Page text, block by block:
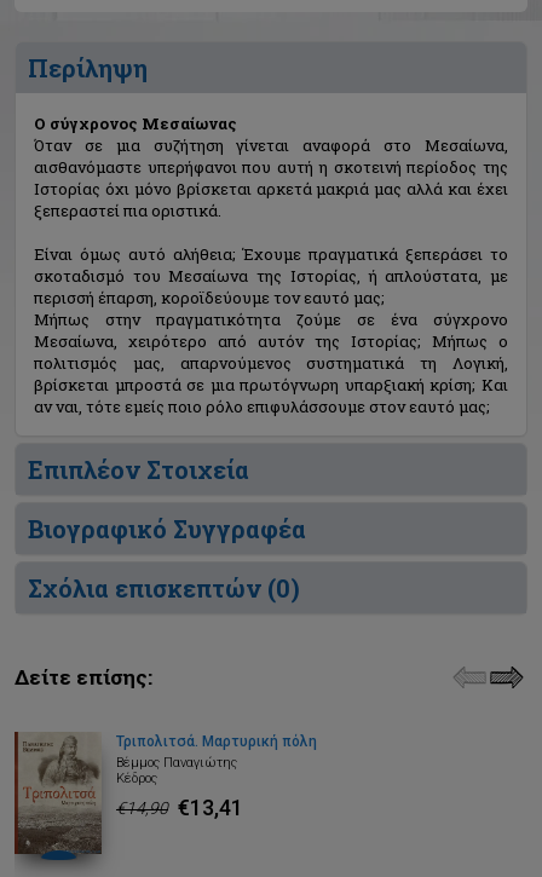
Περίληψη
Ο σύγχρονος Μεσαίωνας
Όταν σε μια συζήτηση γίνεται αναφορά στο Μεσαίωνα,
αισθανόμαστε υπερήφανοι που αυτή η σκοτεινή περίοδος της
Ιστορίας όχι μόνο βρίσκεται αρκετά μακριά μας αλλά και έχει
ξεπεραστεί πια οριστικά.
Είναι όμως αυτό αλήθεια; Έχουμε πραγματικά ξεπεράσει το
σκοταδισμό του Μεσαίωνα της Ιστορίας, ή απλούστατα, με
περισσή έπαρση, κοροϊδεύουμε τον εαυτό μας;
Μήπως στην πραγματικότητα ζούμε σε ένα σύγχρονο
Μεσαίωνα, χειρότερο από αυτόν της Ιστορίας; Μήπως ο
πολιτισμός μας, απαρνούμενος συστηματικά τη Λογική,
βρίσκεται μπροστά σε μια πρωτόγνωρη υπαρξιακή κρίση; Και
αν ναι, τότε εμείς ποιο ρόλο επιφυλάσσουμε στον εαυτό μας;
Επιπλέον Στοιχεία
Βιογραφικό Συγγραφέα
Σχόλια επισκεπτών (0)
Δείτε επίσης:
Τριπολιτσά. Μαρτυρική πόλη
Βέμμος Παναγιώτης
Κέδρος
€14,90 €13,41